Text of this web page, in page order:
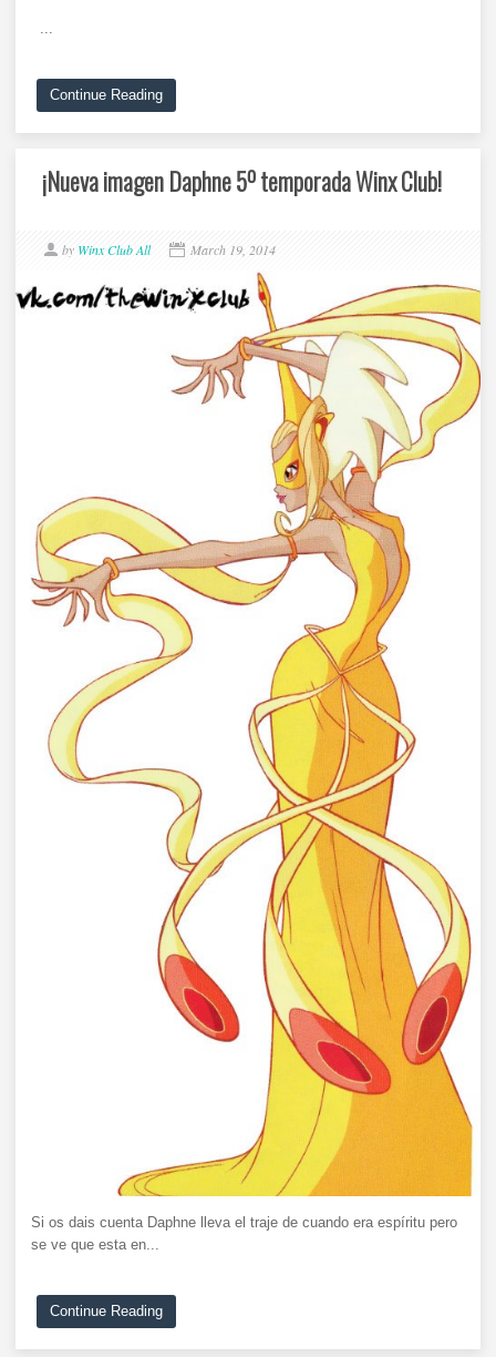
Continue Reading
¡Nueva imagen Daphne 5º temporada Winx Club!
by Winx Club All March 19, 2014
Si os dais cuenta Daphne lleva el traje de cuando era espíritu pero
se ve que esta en...
Continue Reading